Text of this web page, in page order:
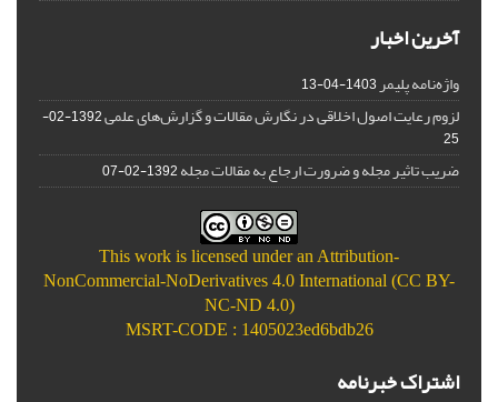
آخرین اخبار
واژه‌نامه پلیمر1403-04-13
لزوم رعایت اصول اخلاقی در نگارش مقالات و گزارش‌‌های علمی
1392-02-
25
ضریب تاثیر مجله و ضرورت ارجاع به مقالات مجله1392-02-07
This work is licensed under an Attribution-
NonCommercial-NoDerivatives 4.0 International (CC BY-
NC-ND 4.0)
MSRT-CODE : 1405023ed6bdb26
اشتراک خبرنامه